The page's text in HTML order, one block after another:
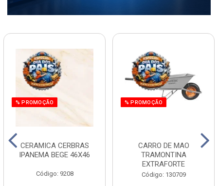
% PROMOÇÃO
CERAMICA CERBRAS
IPANEMA BEGE 46X46
Código: 9208
% PROMOÇÃO
CARRO DE MAO
TRAMONTINA
EXTRAFORTE
Código: 130709